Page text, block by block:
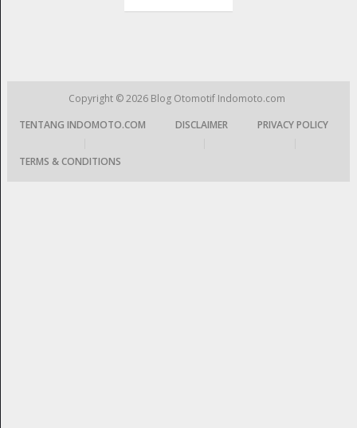
Copyright © 2026 Blog Otomotif Indomoto.com
TENTANG INDOMOTO.COM
DISCLAIMER
PRIVACY POLICY
TERMS & CONDITIONS